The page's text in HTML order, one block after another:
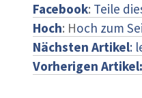
Facebook: Teile
Hoch: Hoch zum
Nächsten Artikel:
Vorherigen